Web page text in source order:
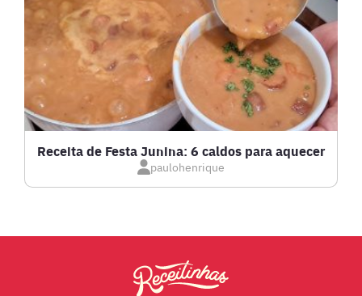
LASANHAS
LOW CARB
MASSAS E PASTAS
Receita de Festa Junina: 6 caldos para aquecer
paulohenrique